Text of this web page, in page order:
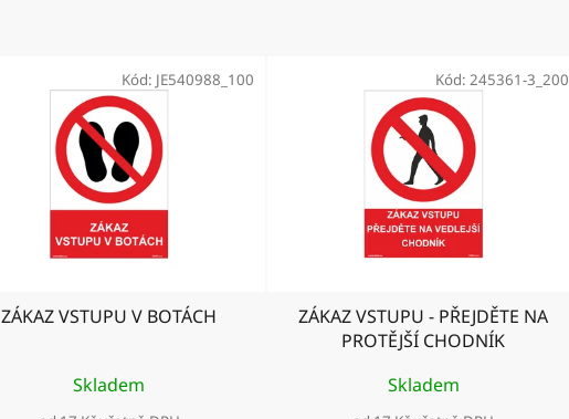
ZÁKAZ VSTUPU V BOTÁCH
Skladem
Kód: JE540988_100
ZÁKAZ VSTUPU - PŘEJDĚTE NA
PROTĚJŠÍ CHODNÍK
Skladem
Kód: 245361-3_200